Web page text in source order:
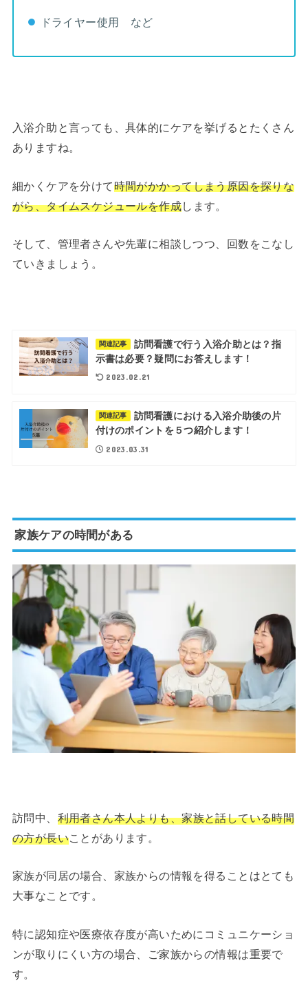
ドライヤー使用 など
入浴介助と言っても、具体的にケアを挙げるとたくさん
ありますね。
細かくケアを分けて時間がかかってしまう原因を探りな
がら、タイムスケジュールを作成します。
そして、管理者さんや先輩に相談しつつ、回数をこなし
ていきましょう。
関連記事
訪問看護で行う入浴介助とは？指
示書は必要？疑問にお答えします！
2023.02.21
関連記事
訪問看護における入浴介助後の片
付けのポイントを５つ紹介します！
2023.03.31
家族ケアの時間がある
訪問中、 利用者さん本人よりも、家族と話している時間
の方が長いことがあります。
家族が同居の場合、家族からの情報を得ることはとても
大事なことです。
特に認知症や医療依存度が高いためにコミュニケーショ
ンが取りにくい方の場合、ご家族からの情報は重要で
す。